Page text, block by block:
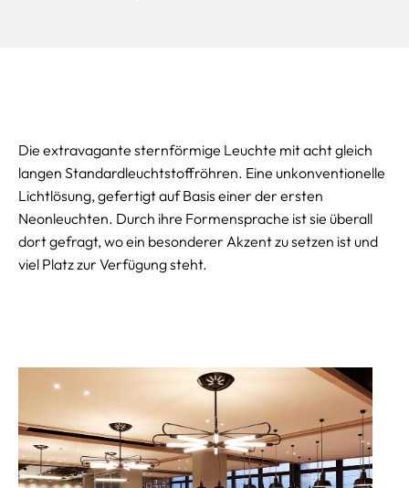
Die extravagante sternförmige Leuchte mit acht gleich
langen Standardleuchtstoffröhren. Eine unkonventionelle
Lichtlösung, gefertigt auf Basis einer der ersten
Neonleuchten. Durch ihre Formensprache ist sie überall
dort gefragt, wo ein besonderer Akzent zu setzen ist und
viel Platz zur Verfügung steht.